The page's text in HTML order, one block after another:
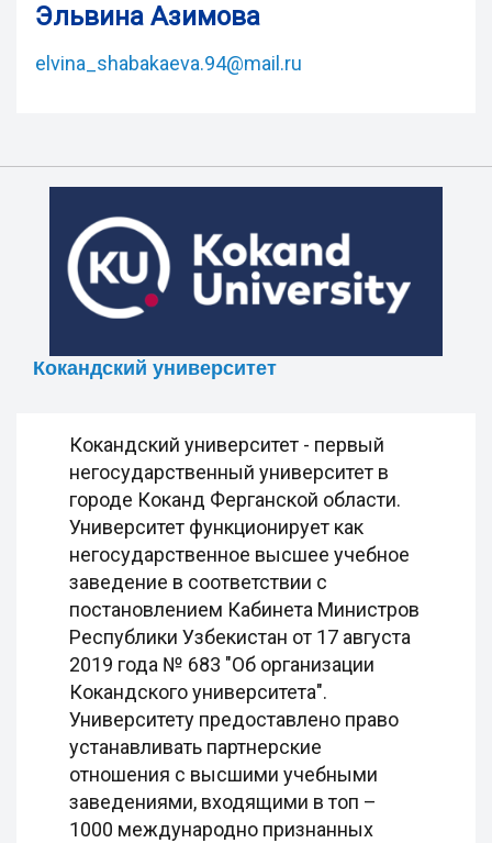
Эльвина Азимова
elvina_shabakaeva.94@mail.ru
Кокандский университет
Кокандский университет - первый
негосударственный университет в
городе Коканд Ферганской области.
Университет функционирует как
негосударственное высшее учебное
заведение в соответствии с
постановлением Кабинета Министров
Республики Узбекистан от 17 августа
2019 года № 683 "Об организации
Кокандского университета".
Университету предоставлено право
устанавливать партнерские
отношения с высшими учебными
заведениями, входящими в топ –
1000 международно признанных